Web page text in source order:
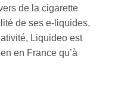
de la cigarette
de ses e-liquides,
Liquideo est
en France qu’à